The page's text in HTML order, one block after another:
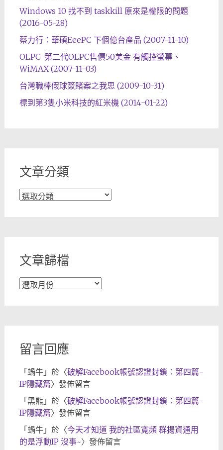
Windows 10 找不到 taskkill 原來是權限的問題
(2016-05-28)
蔡力行：華碩EeePC 下個億台產品 (2007-11-10)
OLPC-第二代OLPC售價50美金 有觸控螢幕、
WiMAX (2007-11-03)
台灣職棒假球簽賭案之我思 (2009-10-31)
標到第3隻小米科技的紅米機 (2014-01-22)
文章分類
文
文章歸檔
文
留言回應
「 蝸牛」於〈破解Facebook帳號認證封鎖：第四篇-
IP隱藏篇〉發佈留言
「 黑熊 」於〈破解Facebook帳號認證封鎖：第四篇-
IP隱藏篇〉發佈留言
「 蝸牛」於〈今天才知道 我的社區寬頻 群揚資通用
的是浮動IP 沒事~〉發佈留言